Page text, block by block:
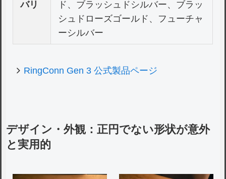
バリ
ド、ブラッシュドシルバー、ブラッ
シュドローズゴールド、フューチャ
ーシルバー
RingConn Gen 3 公式製品ページ
デザイン・外観：正円でない形状が意外
と実用的